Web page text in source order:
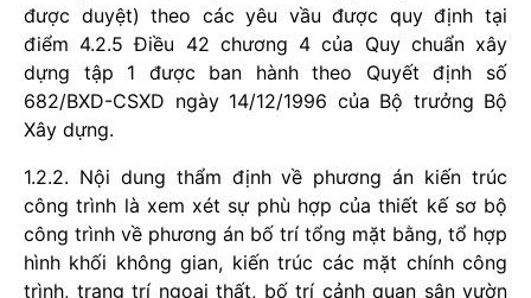
được duyệt) theo các yêu vầu được quy định tại
điểm 4.2.5 Điều 42 chương 4 của Quy chuẩn xây
dựng tập 1 được ban hành theo Quyết định số
682/BXD-CSXD ngày 14/12/1996 của Bộ trưởng Bộ
Xây dựng.
1.2.2. Nội dung thẩm định về phương án kiến trúc
công trình là xem xét sự phù hợp của thiết kế sơ bộ
công trình về phương án bố trí tổng mặt bằng, tổ hợp
hình khối không gian, kiến trúc các mặt chính công
trình, trang trí ngoại thất, bố trí cảnh quan sân vườn